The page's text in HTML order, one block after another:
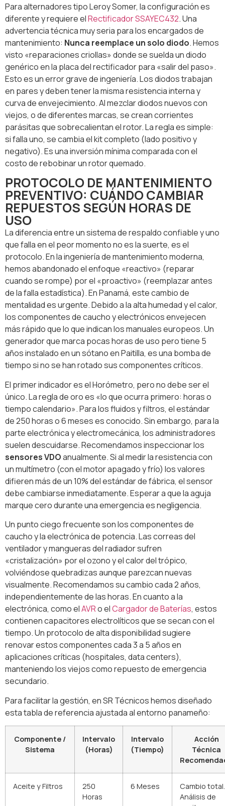
Para alternadores tipo Leroy Somer, la configuración es
diferente y requiere elRectificador SSAYEC432. Una
advertencia técnica muy seria para los encargados de
mantenimiento: Nunca reemplace un solo diodo. Hemos
visto «reparaciones criollas» donde se suelda un diodo
genérico en la placa del rectificador para «salir del paso».
Esto es un error grave de ingeniería. Los diodos trabajan
en pares y deben tener la misma resistencia interna y
curva de envejecimiento. Al mezclar diodos nuevos con
viejos, o de diferentes marcas, se crean corrientes
parásitas que sobrecalientan el rotor. La regla es simple:
si falla uno, se cambia el kit completo (lado positivo y
negativo). Es una inversión mínima comparada con el
costo de rebobinar un rotor quemado.
PROTOCOLO DE MANTENIMIENTO
PREVENTIVO: CUÁNDO CAMBIAR
REPUESTOS SEGÚN HORAS DE
USO
La diferencia entre un sistema de respaldo confiable y uno
que falla en el peor momento no es la suerte, es el
protocolo. En la ingeniería de mantenimiento moderna,
hemos abandonado el enfoque «reactivo» (reparar
cuando se rompe) por el «proactivo» (reemplazar antes
de la falla estadística). En Panamá, este cambio de
mentalidad es urgente. Debido a la alta humedad y el calor,
los componentes de caucho y electrónicos envejecen
más rápido que lo que indican los manuales europeos. Un
generador que marca pocas horas de uso pero tiene 5
años instalado en un sótano en Paitilla, es una bomba de
tiempo si no se han rotado sus componentes críticos.
El primer indicador es el Horómetro, pero no debe ser el
único. La regla de oro es «lo que ocurra primero: horas o
tiempo calendario». Para los fluidos y filtros, el estándar
de 250 horas o 6 meses es conocido. Sin embargo, para la
parte electrónica y electromecánica, los administradores
suelen descuidarse. Recomendamos inspeccionar los
sensores VDOanualmente. Si al medir la resistencia con
un multímetro (con el motor apagado y frío) los valores
difieren más de un 10% del estándar de fábrica, el sensor
debe cambiarse inmediatamente. Esperar a que la aguja
marque cero durante una emergencia es negligencia.
Un punto ciego frecuente son los componentes de
caucho y la electrónica de potencia. Las correas del
ventilador y mangueras del radiador sufren
«cristalización» por el ozono y el calor del trópico,
volviéndose quebradizas aunque parezcan nuevas
visualmente. Recomendamos su cambio cada 2 años,
independientemente de las horas. En cuanto a la
electrónica, como elAVRo elCargador de Baterías, estos
contienen capacitores electrolíticos que se secan con el
tiempo. Un protocolo de alta disponibilidad sugiere
renovar estos componentes cada 3 a 5 años en
aplicaciones críticas (hospitales, data centers),
manteniendo los viejos como repuesto de emergencia
secundario.
Para facilitar la gestión, en SR Técnicos hemos diseñado
esta tabla de referencia ajustada al entorno panameño:
Componente /
Sistema
Intervalo
(Horas)
Intervalo
(Tiempo)
Acción
Técnica
Aceite y Filtros
250
Horas
6 Meses
Cambio total.
Análisis de